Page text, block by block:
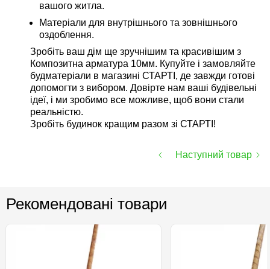
вашого житла.
Матеріали для внутрішнього та зовнішнього
оздоблення.
Зробіть ваш дім ще зручнішим та красивішим з
Композитна арматура 10мм. Купуйте і замовляйте
будматеріали в магазині СТАРТІ, де завжди готові
допомогти з вибором. Довірте нам ваші будівельні
ідеї, і ми зробимо все можливе, щоб вони стали
реальністю.
Зробіть будинок кращим разом зі СТАРТІ!
Наступний товар
Рекомендовані товари